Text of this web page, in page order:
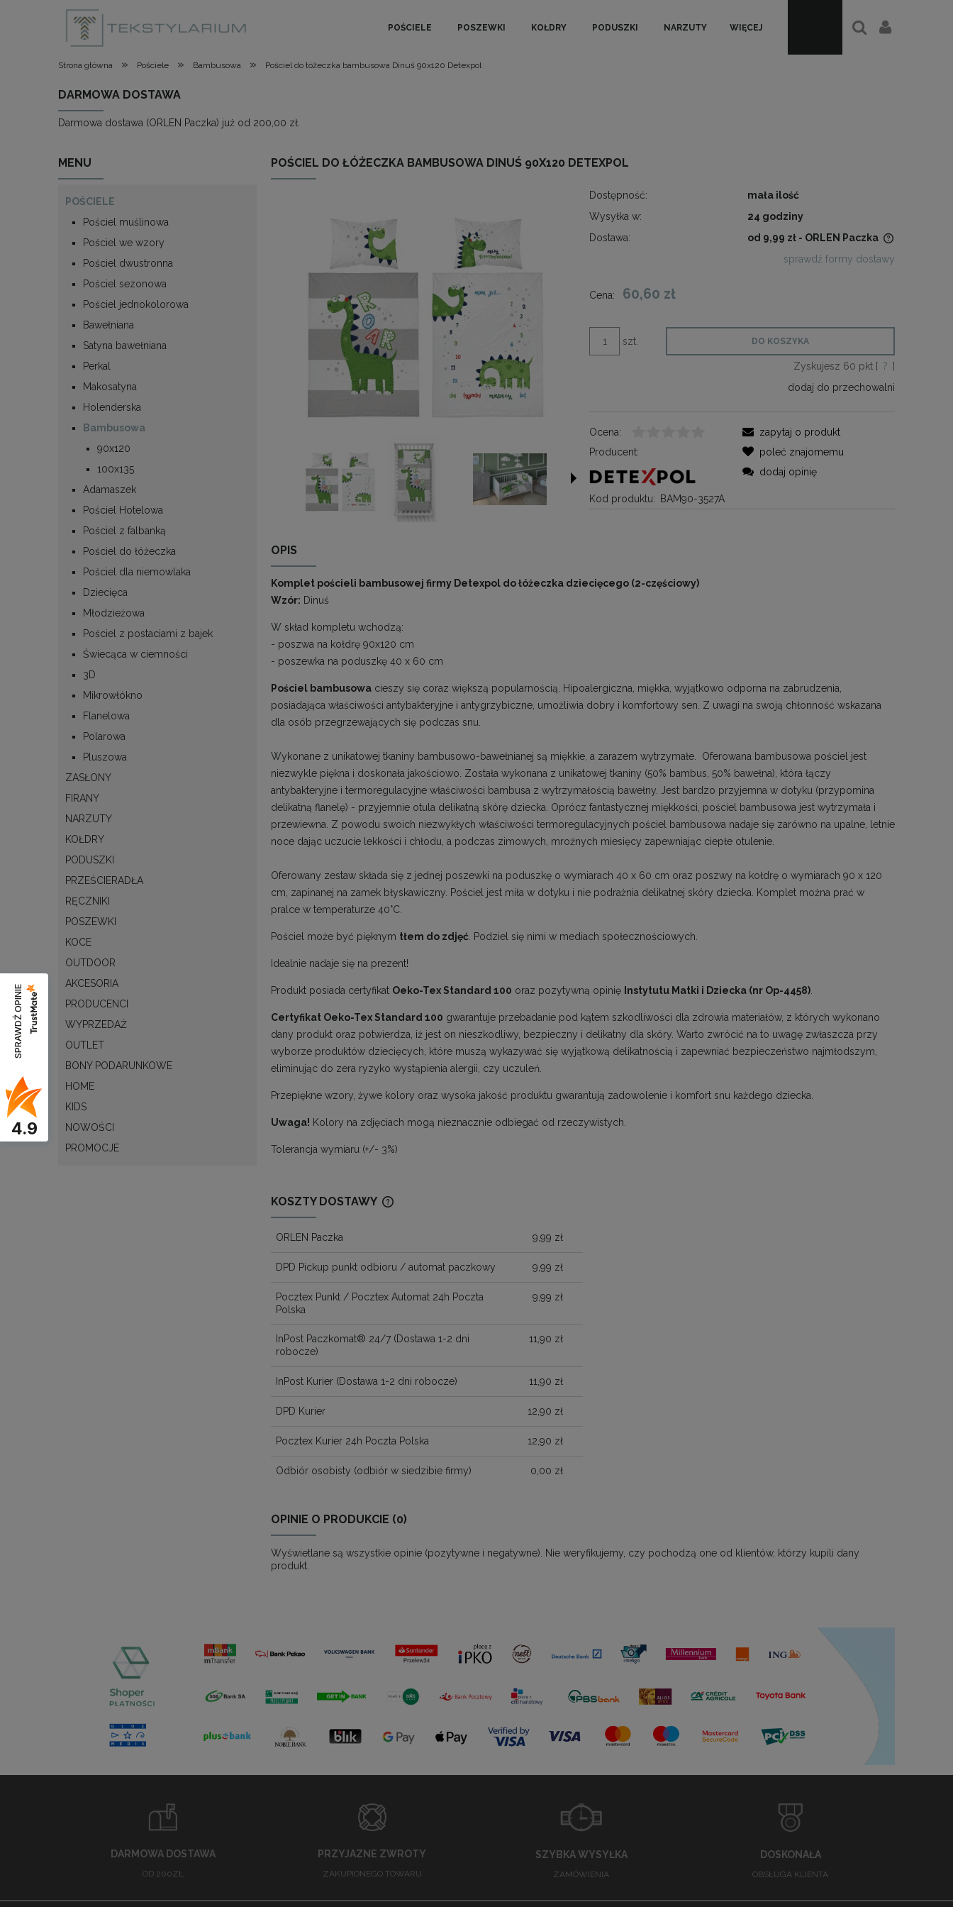
POŚCIELE POSZEWKI KOŁDRY PODUSZKI NARZUTY WIĘCEJ
Strona główna » Pościele » Bambusowa » Pościel do łóżeczka bambusowa Dinuś 90x120 Detexpol
DARMOWA DOSTAWA
Darmowa dostawa (ORLEN Paczka) już od 200,00 zł.
MENU
POŚCIELE
Pościel muślinowa
Pościel we wzory
Pościel dwustronna
Pościel sezonowa
Pościel jednokolorowa
Bawełniana
Satyna bawełniana
Perkal
Makosatyna
Holenderska
Bambusowa
90x120
100x135
Adamaszek
Pościel Hotelowa
Pościel z falbanką
Pościel do łóżeczka
Pościel dla niemowlaka
Dziecięca
Młodzieżowa
Pościel z postaciami z bajek
Świecąca w ciemności
3D
Mikrowłókno
Flanelowa
Polarowa
Pluszowa
ZASŁONY
FIRANY
NARZUTY
KOŁDRY
PODUSZKI
PRZEŚCIERADŁA
RĘCZNIKI
POSZEWKI
KOCE
OUTDOOR
AKCESORIA
PRODUCENCI
WYPRZEDAŻ
OUTLET
BONY PODARUNKOWE
HOME
KIDS
NOWOŚCI
PROMOCJE
POŚCIEL DO ŁÓŻECZKA BAMBUSOWA DINUŚ 90X120 DETEXPOL
Dostępność:
mała ilość
Wysyłka w:
24 godziny
Dostawa:
od 9,99 zł - ORLEN Paczka
sprawdź formy dostawy
Cena: 60,60 zł
szt. DO KOSZYKA
Zyskujesz 60 pkt [ ? ]
dodaj do przechowalni
Ocena:
Producent:
Kod produktu: BAM90-3527A
zapytaj o produkt
poleć znajomemu
dodaj opinię
OPIS
Komplet pościeli bambusowej firmy Detexpol do łóżeczka dziecięcego (2-częściowy)
Wzór: Dinuś
W skład kompletu wchodzą:
- poszwa na kołdrę 90x120 cm
- poszewka na poduszkę 40 x 60 cm
Pościel bambusowa cieszy się coraz większą popularnością. Hipoalergiczna, miękka, wyjątkowo odporna na zabrudzenia,
posiadająca właściwości antybakteryjne i antygrzybiczne, umożliwia dobry i komfortowy sen. Z uwagi na swoją chłonność wskazana
dla osób przegrzewających się podczas snu.
Wykonane z unikatowej tkaniny bambusowo-bawełnianej są miękkie, a zarazem wytrzymałe. Oferowana bambusowa pościel jest
niezwykle piękna i doskonała jakościowo. Została wykonana z unikatowej tkaniny (50% bambus, 50% bawełna), która łączy
antybakteryjne i termoregulacyjne właściwości bambusa z wytrzymałością bawełny. Jest bardzo przyjemna w dotyku (przypomina
delikatną flanelę) - przyjemnie otula delikatną skórę dziecka. Oprócz fantastycznej miękkości, pościel bambusowa jest wytrzymała i
przewiewna. Z powodu swoich niezwykłych właściwości termoregulacyjnych pościel bambusowa nadaje się zarówno na upalne, letnie
noce dając uczucie lekkości i chłodu, a podczas zimowych, mroźnych miesięcy zapewniając ciepłe otulenie.
Oferowany zestaw składa się z jednej poszewki na poduszkę o wymiarach 40 x 60 cm oraz poszwy na kołdrę o wymiarach 90 x 120
cm, zapinanej na zamek błyskawiczny. Pościel jest miła w dotyku i nie podrażnia delikatnej skóry dziecka. Komplet można prać w
pralce w temperaturze 40°C.
Pościel może być pięknym tłem do zdjęć . Podziel się nimi w mediach społecznościowych.
Idealnie nadaje się na prezent!
Produkt posiada certyfikat Oeko-Tex Standard 100 oraz pozytywną opinię Instytutu Matki i Dziecka (nr Op-4458)
Certyfikat Oeko-Tex Standard 100 gwarantuje przebadanie pod kątem szkodliwości dla zdrowia materiałów, z których wykonano
dany produkt oraz potwierdza, iż jest on nieszkodliwy, bezpieczny i delikatny dla skóry. Warto zwrócić na to uwagę zwłaszcza przy
wyborze produktów dziecięcych, które muszą wykazywać się wyjątkową delikatnością i zapewniać bezpieczeństwo najmłodszym,
eliminując do zera ryzyko wystąpienia alergii, czy uczuleń.
Przepiękne wzory, żywe kolory oraz wysoka jakość produktu gwarantują zadowolenie i komfort snu każdego dziecka.
Uwaga! Kolory na zdjęciach mogą nieznacznie odbiegać od rzeczywistych.
Tolerancja wymiaru (+/- 3%)
KOSZTY DOSTAWY
CENA NIE ZAWIERA EWENTUALNYCH
ORLEN Paczka 9,99 zł
DPD Pickup punkt odbioru / automat paczkowy 9,99 zł
Pocztex Punkt / Pocztex Automat 24h Poczta
Polska
9,99 zł
InPost Paczkomat® 24/7 (Dostawa 1-2 dni
robocze)
11,90 zł
InPost Kurier (Dostawa 1-2 dni robocze) 11,90 zł
DPD Kurier 12,90 zł
Pocztex Kurier 24h Poczta Polska 12,90 zł
Odbiór osobisty (odbiór w siedzibie firmy) 0,00 zł
OPINIE O PRODUKCIE (0)
Wyświetlane są wszystkie opinie (pozytywne i negatywne). Nie weryfikujemy, czy pochodzą one od klientów, którzy kupili dany
produkt.
DARMOWA DOSTAWA
OD 200ZŁ
PRZYJAZNE ZWROTY
ZAKUPIONEGO TOWARU
SZYBKA WYSYŁKA
ZAMÓWIENIA
DOSKONAŁA
OBSŁUGA KLIENTA
SPRAWDŹ OPINIE
4.9